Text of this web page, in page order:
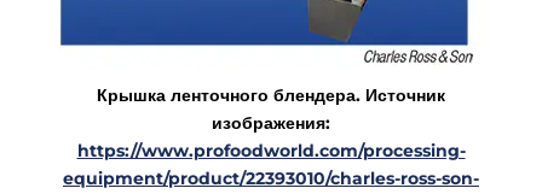
Крышка ленточного блендера. Источник
изображения:
https://www.profoodworld.com/processing-
equipment/product/22393010/charles-ross-son-